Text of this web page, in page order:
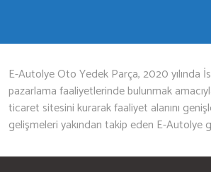
E-Autolye Oto Yedek Parça, 2020 yılında
pazarlama faaliyetlerinde bulunmak
ticaret sitesini kurarak faaliyet alanını
gelişmeleri yakından takip eden E-